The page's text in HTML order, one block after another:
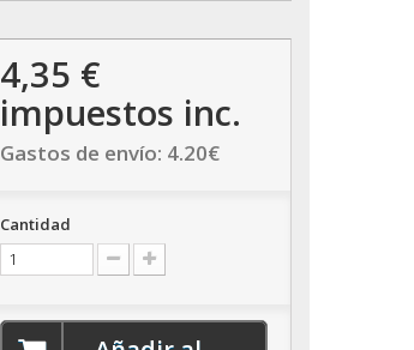
4,35 €
impuestos inc.
Gastos de envío: 4.20€
Cantidad